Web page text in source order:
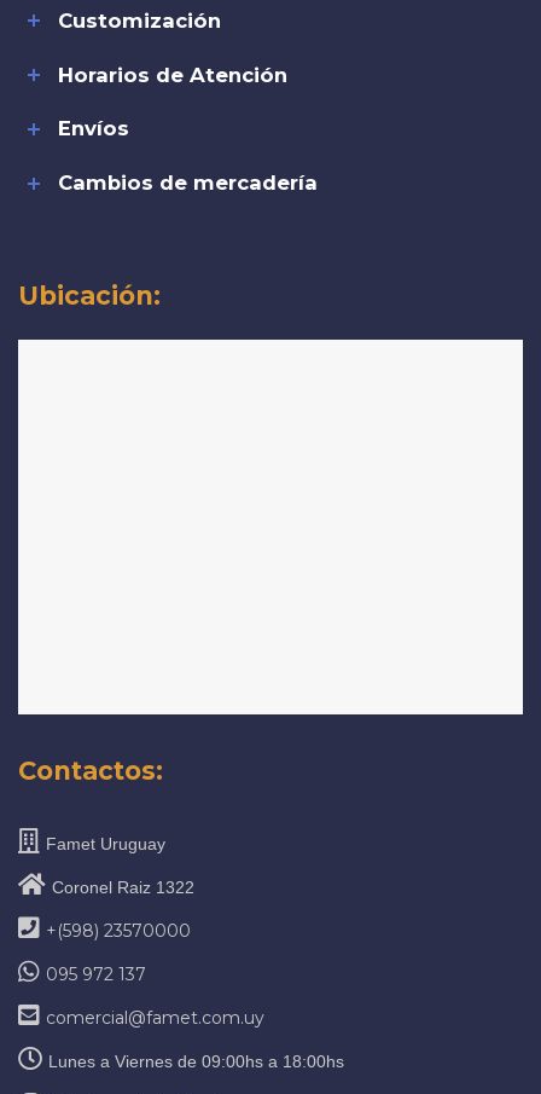
Customización
Horarios de Atención
Envíos
Cambios de mercadería
Ubicación:
Contactos:
Famet Uruguay
Coronel Raiz 1322
+(598) 23570000
095 972 137
comercial@famet.com.uy
Lunes a Viernes de 09:00hs a 18:00hs